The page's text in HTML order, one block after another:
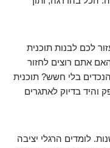
לכם לבנות תוכנית
אתם רוצים לחזור
בלי חשש? תוכנית
והיד בדיוק לאתגרים
לומדים הרגלי יציבה